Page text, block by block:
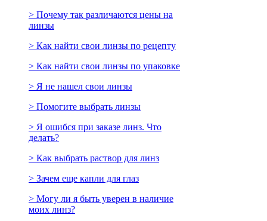
> Почему так различаются цены на
линзы
> Как найти свои линзы по рецепту
> Как найти свои линзы по упаковке
> Я не нашел свои линзы
> Помогите выбрать линзы
> Я ошибся при заказе линз. Что
делать?
> Как выбрать раствор для линз
> Зачем еще капли для глаз
> Могу ли я быть уверен в наличие
моих линз?